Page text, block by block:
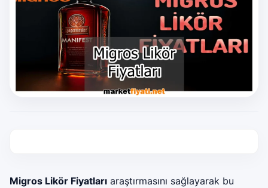
Migros Likör Fiyatları araştırmasını sağlayarak bu